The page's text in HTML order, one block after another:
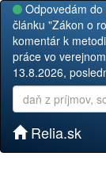
Odpovedám
článku "Zákon o
komentár k
práce vo
13.8.2026,
Relia.sk